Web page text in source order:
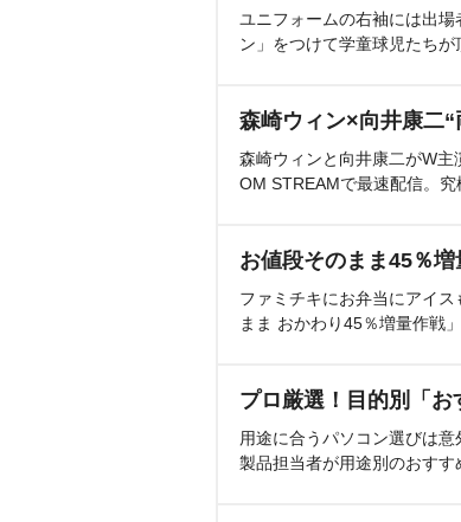
ユニフォームの右袖には出
ン」をつけて学童球児たちが
森崎ウィン×向井康二“
森崎ウィンと向井康二がW
OM STREAMで最速配信。究
お値段そのまま45％
ファミチキにお弁当にアイ
まま おかわり45％増量作戦
プロ厳選！目的別「お
用途に合うパソコン選びは
製品担当者が用途別のおすす